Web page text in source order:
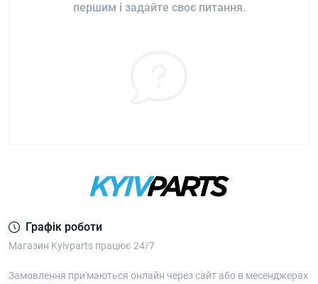
першим і задайте своє питання.
Графік роботи
Магазин Kyivparts працює 24/7
Замовлення при'маються онлайн через сайт або в месенджерах